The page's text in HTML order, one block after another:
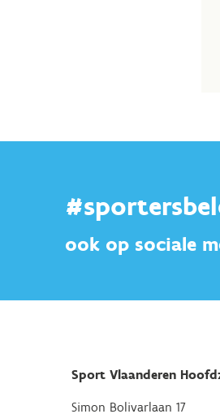
ook op sociale
Sport Vlaanderen
Simon Bolivarlaan 17